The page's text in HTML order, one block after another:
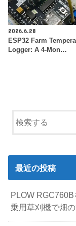
2026.6.28
ESP32 Farm
Logger: A 4-Mon…
最近の投稿
PLOW
乗用草刈機で畑